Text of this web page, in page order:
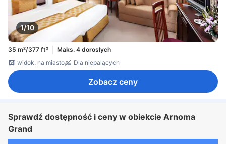
1/10
35 m²/377 ft²
Maks. 4 dorosłych
widok: na miasto
Dla niepalących
Zobacz ceny
Sprawdź dostępność i ceny w obiekcie Arnoma
Grand